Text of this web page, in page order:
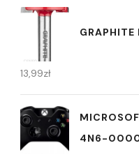
GRAPHITE
13,99zł
4N6-